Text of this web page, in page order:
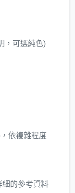
，可選純色)
依複雜程度
細的參考資料